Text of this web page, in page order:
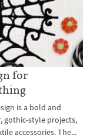
for
is a bold and
gothic-style projects,
accessories. The...